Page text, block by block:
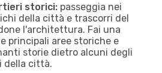
storici: passeggia nei
della città e trascorri del
l'architettura. Fai una
principali aree storiche e
storie dietro alcuni degli
della città.